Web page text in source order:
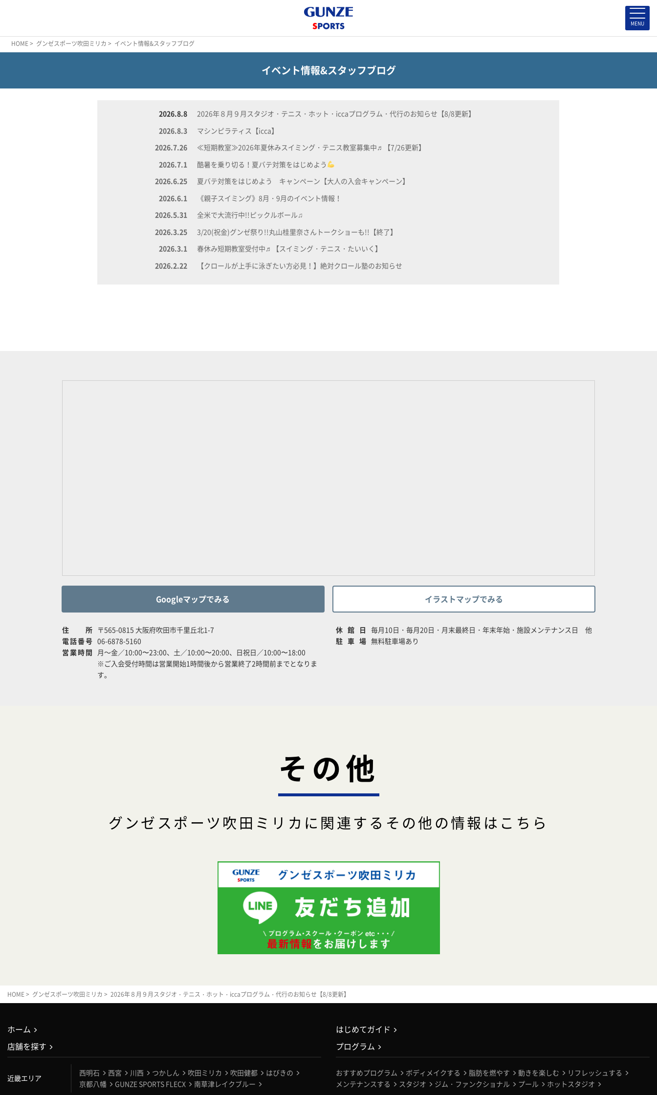
HOME> グンゼスポーツ吹田ミリカ > イベント情報&スタッフブログ
イベント情報&スタッフブログ
2026.8.8
2026年８月９月スタジオ・テニス・ホット・iccaプログラム・代行のお知らせ【8/8更新】
2026.8.3
マシンピラティス【icca】
2026.7.26
≪短期教室≫2026年夏休みスイミング・テニス教室募集中♬【7/26更新】
2026.7.1
酷暑を乗り切る！夏バテ対策をはじめよう
2026.6.25
夏バテ対策をはじめよう キャンペーン【大人の入会キャンペーン】
2026.6.1
《親子スイミング》8月・9月のイベント情報！
2026.5.31
全米で大流行中!!ピックルボール♫
2026.3.25
3/20(祝金)グンゼ祭り!!丸山桂里奈さんトークショーも!!【終了】
2026.3.1
春休み短期教室受付中♬【スイミング・テニス・たいいく】
2026.2.22
【クロールが上手に泳ぎたい方必見！】絶対クロール塾のお知らせ
Googleマップでみる イラストマップでみる
住所
〒565-0815 大阪府吹田市千里丘北1-7
電話番号 06-6878-5160
営業時間 月～金／10:00〜23:00、土／10:00〜20:00、日祝日／10:00〜18:00
※ご入会受付時間は営業開始1時間後から営業終了2時間前までとなりま
す。
休館日 毎月10日・毎月20日・月末最終日・年末年始・施設メンテナンス日 他
駐車場 無料駐車場あり
その他
グンゼスポーツ吹田ミリカに関連するその他の情報はこちら
HOME > グンゼスポーツ吹田ミリカ > 2026年８月９月スタジオ・テニス・ホット・iccaプログラム・代行のお知らせ【8/8更新】
ホーム
店舗を探す
近畿エリア
西明石 西宮 川西 つかしん 吹田ミリカ 吹田健都
はびきの
京都八幡
GUNZE SPORTS FLECX 南草津レイクブルー
はじめてガイド
プログラム
おすすめプログラム ボディメイクする 脂肪を燃やす 動きを楽しむ
リフレッシュする
メンテナンスする
スタジオ ジム・ファンクショナル プール ホットスタジオ